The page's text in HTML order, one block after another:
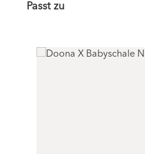
Produktgalerie überspringen
Passt zu